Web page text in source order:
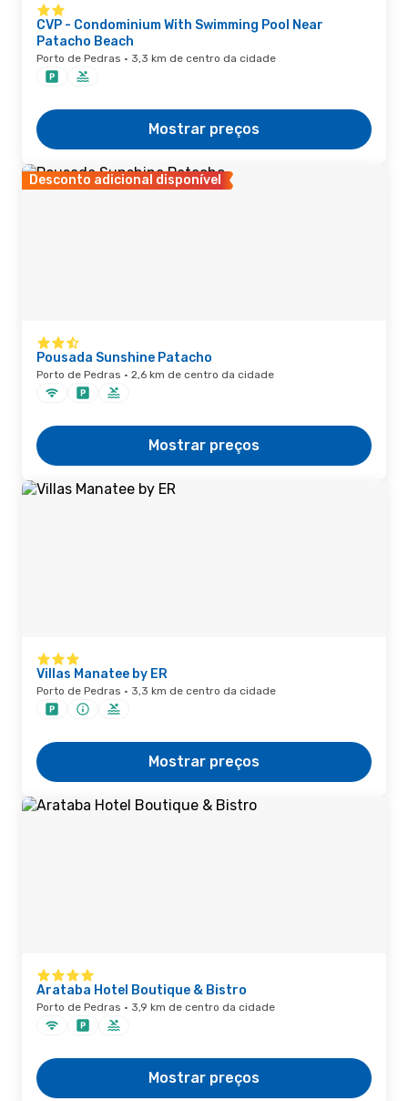
CVP - Condominium With Swimming Pool Near
Patacho Beach
Porto de Pedras · 3,3 km de centro da cidade
Mostrar preços
Desconto adicional disponível
Pousada Sunshine Patacho
Porto de Pedras · 2,6 km de centro da cidade
Mostrar preços
Villas Manatee by ER
Porto de Pedras · 3,3 km de centro da cidade
Mostrar preços
Arataba Hotel Boutique & Bistro
Porto de Pedras · 3,9 km de centro da cidade
Mostrar preços